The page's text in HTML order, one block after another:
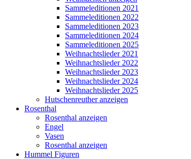
Sammeleditionen 2021
Sammeleditionen 2022
Sammeleditionen 2023
Sammeleditionen 2024
Sammeleditionen 2025
Weihnachtslieder 2021
Weihnachtslieder 2022
Weihnachtslieder 2023
Weihnachtslieder 2024
Weihnachtslieder 2025
Hutschenreuther anzeigen
Rosenthal
Rosenthal anzeigen
Engel
Vasen
Rosenthal anzeigen
Hummel Figuren